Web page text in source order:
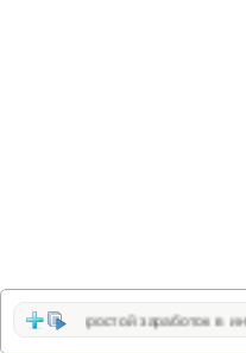
очень простой заработок в